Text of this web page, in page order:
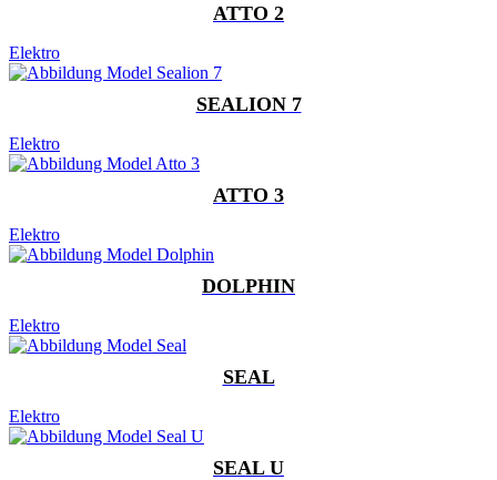
ATTO 2
Elektro
SEALION 7
Elektro
ATTO 3
Elektro
DOLPHIN
Elektro
SEAL
Elektro
SEAL U